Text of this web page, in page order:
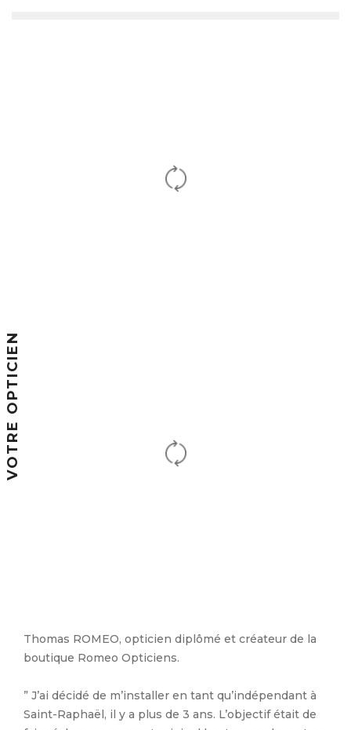
VOTRE OPTICIEN
Thomas ROMEO, opticien diplômé et créateur de la
boutique Romeo Opticiens.
” J’ai décidé de m’installer en tant qu’indépendant à
Saint-Raphaël, il y a plus de 3 ans. L’objectif était de